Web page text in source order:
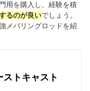
用を購入し、経験を積
るのが良いでしょう。
メバリングロッドを紹
ストキャスト